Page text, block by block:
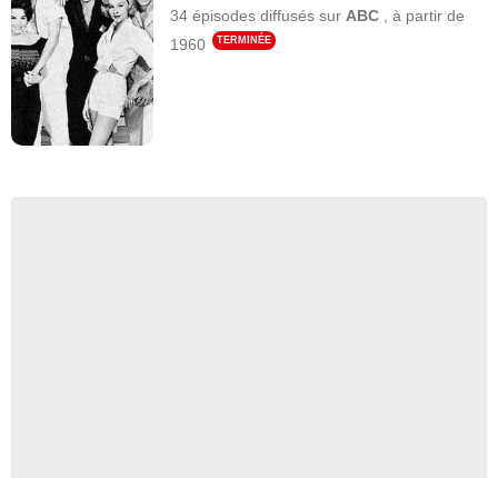
34 épisodes diffusés sur ABC ,à partir de
1960
TERMINÉE